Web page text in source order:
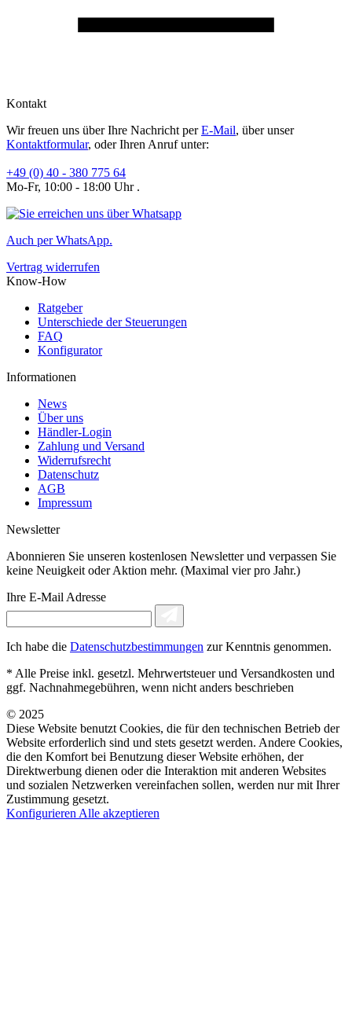
Kontakt
Wir freuen uns über Ihre Nachricht perE-Mail, über unser
Kontaktformular, oder Ihren Anruf unter:
+49 (0) 40 - 380 775 64
Mo-Fr, 10:00 - 18:00 Uhr .
Auch per WhatsApp.
Vertrag widerrufen
Know-How
Ratgeber
Unterschiede der Steuerungen
FAQ
Konfigurator
Informationen
News
Über uns
Händler-Login
Zahlung und Versand
Widerrufsrecht
Datenschutz
AGB
Impressum
Newsletter
Abonnieren Sie unseren kostenlosen Newsletter und verpassen Sie
keine Neuigkeit oder Aktion mehr. (Maximal vier pro Jahr.)
Ihre E-Mail Adresse
Ich habe die Datenschutzbestimmungen zur Kenntnis genommen.
* Alle Preise inkl. gesetzl. Mehrwertsteuer und Versandkosten und
ggf. Nachnahmegebühren, wenn nicht anders beschrieben
© 2025
Diese Website benutzt Cookies, die für den technischen Betrieb der
Website erforderlich sind und stets gesetzt werden. Andere Cookies,
die den Komfort bei Benutzung dieser Website erhöhen, der
Direktwerbung dienen oder die Interaktion mit anderen Websites
und sozialen Netzwerken vereinfachen sollen, werden nur mit Ihrer
Zustimmung gesetzt.
Konfigurieren Alle akzeptieren